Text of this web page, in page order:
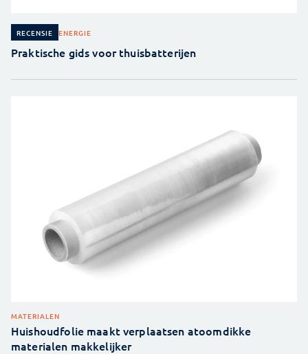
RECENSIE ENERGIE
Praktische gids voor thuisbatterijen
MATERIALEN
Huishoudfolie maakt verplaatsen atoomdikke
materialen makkelijker